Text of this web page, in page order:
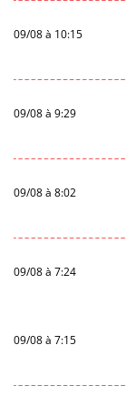
09/08 à 10:15
09/08 à 9:29
09/08 à 8:02
09/08 à 7:24
09/08 à 7:15